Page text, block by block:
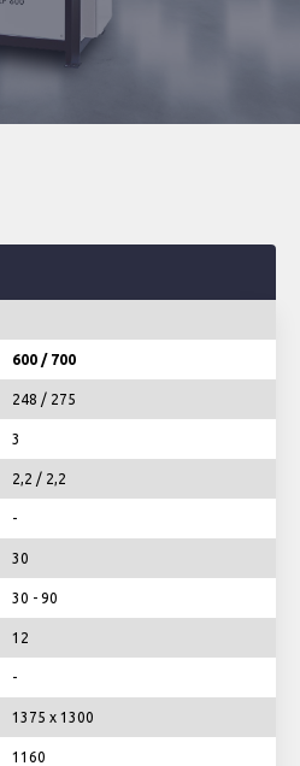
600 / 700
248 / 275
3
2,2 / 2,2
-
30
30 - 90
12
-
1375 x 1300
1160